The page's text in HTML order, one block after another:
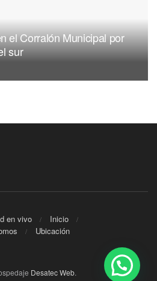
el Corralón Municipal por
sur
en vivo
Inicio
Ubicación
Desatec Web.